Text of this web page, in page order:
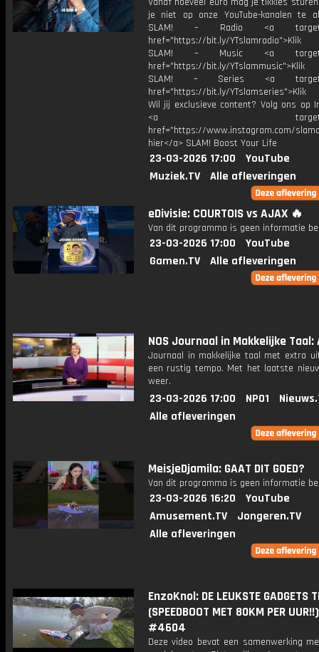
je niet op onze YouTube-kanalen te
SLAM! – Radio <a
href="https://bit.ly/
SLAM! – Music <a
href="https://bit.ly/
SLAM! – Series <a
href="https://bit.ly/
Wil jij exclusieve content? Volg ons op
<a
href="https://www.instagram.com/
hier</a> SLAM! Boost Your Life
23-03-2026 17:00
YouTube
Muziek.TV
Alle afleveringen
eDivisie: COURTOIS vs AJAX 🔥
Van dit programma is geen informatie
23-03-2026 17:00
YouTube
Gamen.TV
Alle afleveringen
NOS Journaal in Makkelijke
Journaal in makkelijke taal met extra
een rustig tempo. Met het laatste
weer.
23-03-2026 17:00 NPO1
Alle afleveringen
MeisjeDjamila: GAAT DIT GOED?
Van dit programma is geen informatie
23-03-2026 16:20
YouTube
Amusement.TV
Jongeren.TV
Alle afleveringen
EnzoKnol: DE LEUKSTE GADGETS
(SPEEDBOOT MET 80KM PER
#4604
Deze video bevat een samenwerking